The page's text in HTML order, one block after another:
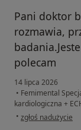
Pani doktor
rozmawia,
polecam
14 lipca 2026
• Femimental
kardiologiczna +
• w opinii
zgłoś nadużycie